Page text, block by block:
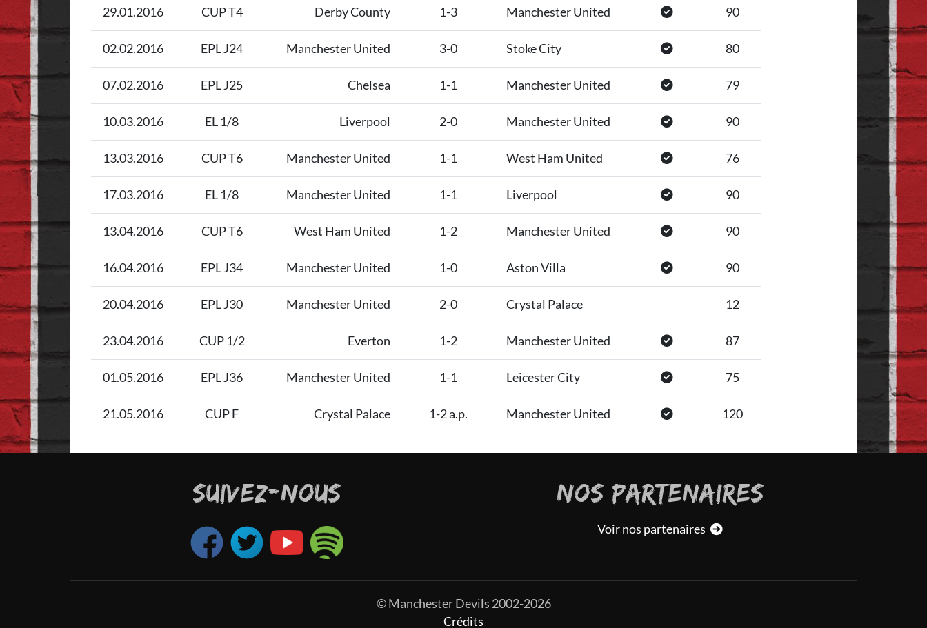
29.01.2016 CUP T4 Derby County 1-3 Manchester United 90
02.02.2016 EPL J24 Manchester United 3-0 Stoke City 80
07.02.2016 EPL J25 Chelsea 1-1 Manchester United 79
10.03.2016 EL 1/8 Liverpool 2-0 Manchester United 90
13.03.2016 CUP T6 Manchester United 1-1 West Ham United 76
17.03.2016 EL 1/8 Manchester United 1-1 Liverpool 90
13.04.2016 CUP T6 West Ham United 1-2 Manchester United 90
16.04.2016 EPL J34 Manchester United 1-0 Aston Villa 90
20.04.2016 EPL J30 Manchester United 2-0 Crystal Palace 12
23.04.2016 CUP 1/2 Everton 1-2 Manchester United 87
01.05.2016 EPL J36 Manchester United 1-1 Leicester City 75
21.05.2016 CUP F Crystal Palace 1-2 a.p. Manchester United 120
SUIVEZ-NOUS NOS PARTENAIRES
Voir nos partenaires
© Manchester Devils 2002-2026
Crédits